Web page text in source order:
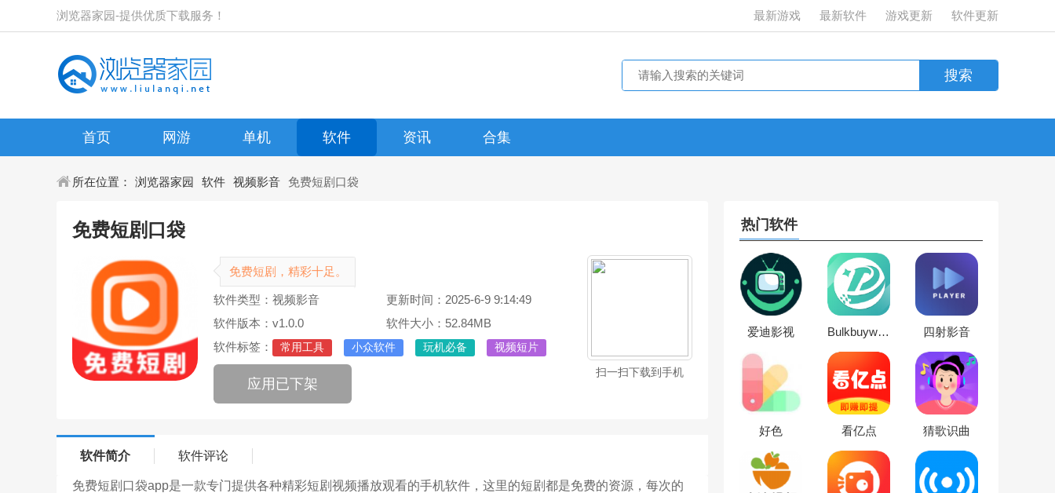
浏览器家园-提供优质下载服务！ 最新游戏 最新软件 游戏更新 软件更新
首页 网游 单机 软件 资讯 合集
所在位置： 浏览器家园 软件 视频影音 免费短剧口袋
免费短剧口袋
免费短剧，精彩十足。
软件类型：视频影音
更新时间：2025-6-9 9:14:49
软件版本：v1.0.0
软件大小：52.84MB
软件标签：
常用工具 小众软件 玩机必备 视频短片
应用已下架
扫一扫下载到手机
软件简介 软件评论
免费短剧口袋app是一款专门提供各种精彩短剧视频播放观看的手机软件，这里的短剧都是免费的资源，每次的
热门软件
爱迪影视 Bulkbuyworld 四射影音
好色 看亿点 猜歌识曲